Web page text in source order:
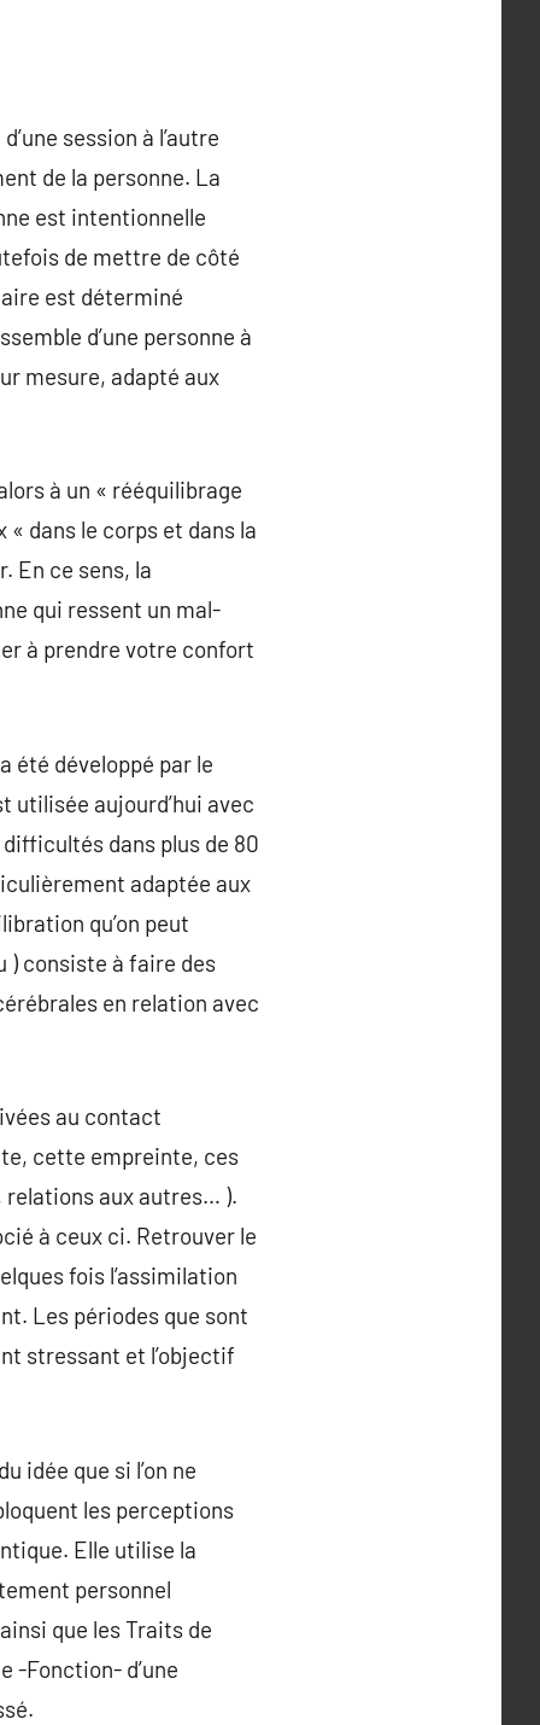
session à l’autre
de la personne. La
est intentionnelle
de mettre de côté
est déterminé
d’une personne à
mesure, adapté aux
à un « rééquilibrage
dans le corps et dans la
En ce sens, la
qui ressent un mal-
à prendre votre confort
été développé par le
utilisée aujourd’hui avec
dans plus de 80
adaptée aux
qu’on peut
) consiste à faire des
en relation avec
au contact
cette empreinte, ces
aux autres… ).
à ceux ci. Retrouver le
fois l’assimilation
Les périodes que sont
stressant et l’objectif
idée que si l’on ne
les perceptions
Elle utilise la
personnel
que les Traits de
-Fonction- d’une